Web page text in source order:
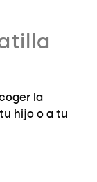
la
hijo o a tu